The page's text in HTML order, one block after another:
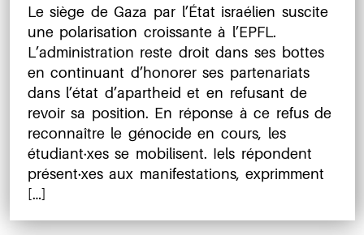
l’article
Le siège de Gaza par l’État israélien suscite
une polarisation croissante à l’EPFL.
L’administration reste droit dans ses bottes
en continuant d’honorer ses partenariats
dans l’état d’apartheid et en refusant de
revoir sa position. En réponse à ce refus de
reconnaître le génocide en cours, les
étudiant·xes se mobilisent. Iels répondent
présent·xes aux manifestations, exprimment
[…]